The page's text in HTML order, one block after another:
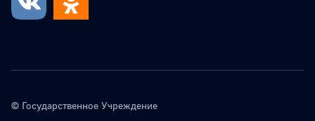
© Государственное Учреждение